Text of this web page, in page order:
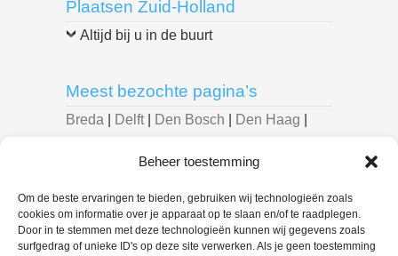
Beheer toestemming
Om de beste ervaringen te bieden, gebruiken wij technologieën zoals
cookies om informatie over je apparaat op te slaan en/of te raadplegen.
Door in te stemmen met deze technologieën kunnen wij gegevens zoals
surfgedrag of unieke ID's op deze site verwerken. Als je geen toestemming
Plaatsen Zuid-Holland
Altijd bij u in de buurt
Meest bezochte pagina’s
Breda Delft Den Bosch Den Haag
Roosendaal|Rotterdam|Spijkenisse
Tilburg
U bent hier: